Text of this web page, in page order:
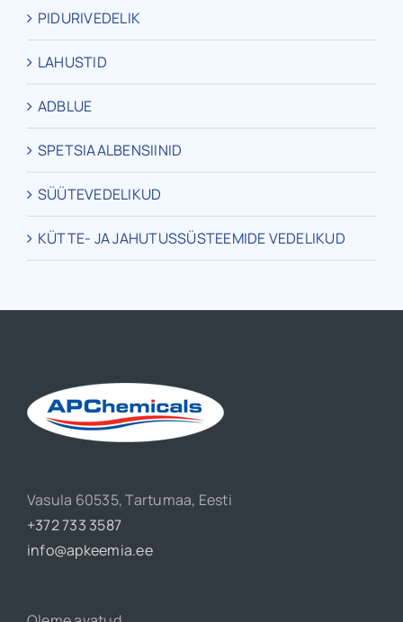
PIDURIVEDELIK
LAHUSTID
ADBLUE
SPETSIAALBENSIINID
SÜÜTEVEDELIKUD
KÜTTE- JA JAHUTUSSÜSTEEMIDE VEDELIKUD
Vasula 60535, Tartumaa, Eesti
+372 733 3587
info@apkeemia.ee